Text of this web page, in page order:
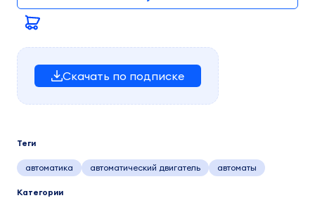
Скачать по подписке
Теги
автоматика автоматический двигатель автоматы
Категории